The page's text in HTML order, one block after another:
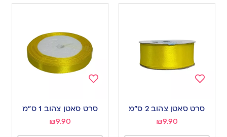
to
wishlist
סרט סאטן צהוב 2 ס”מ
₪9.90
to
wishlist
סרט סאטן צהוב 1 ס”מ
₪9.90